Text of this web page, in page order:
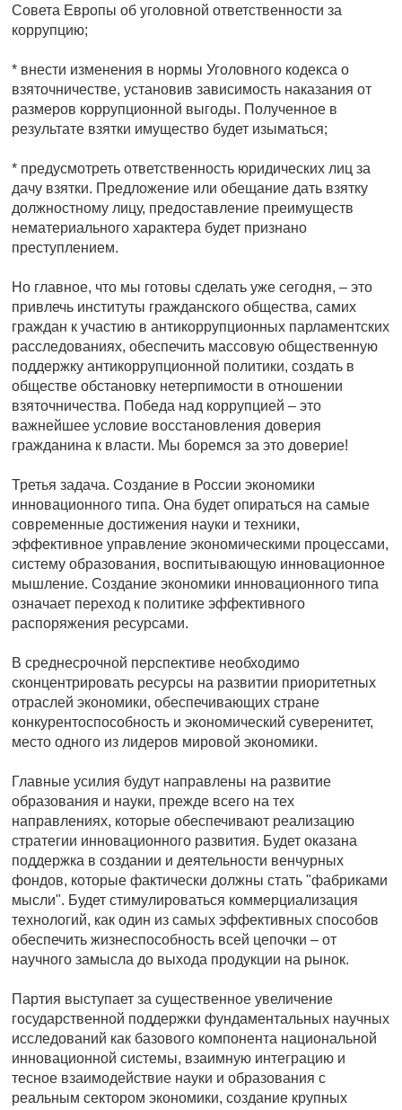
Совета Европы об уголовной ответственности за
коррупцию;
* внести изменения в нормы Уголовного кодекса о
взяточничестве, установив зависимость наказания от
размеров коррупционной выгоды. Полученное в
результате взятки имущество будет изыматься;
* предусмотреть ответственность юридических лиц за
дачу взятки. Предложение или обещание дать взятку
должностному лицу, предоставление преимуществ
нематериального характера будет признано
преступлением.
Но главное, что мы готовы сделать уже сегодня, – это
привлечь институты гражданского общества, самих
граждан к участию в антикоррупционных парламентских
расследованиях, обеспечить массовую общественную
поддержку антикоррупционной политики, создать в
обществе обстановку нетерпимости в отношении
взяточничества. Победа над коррупцией – это
важнейшее условие восстановления доверия
гражданина к власти. Мы боремся за это доверие!
Третья задача. Создание в России экономики
инновационного типа. Она будет опираться на самые
современные достижения науки и техники,
эффективное управление экономическими процессами,
систему образования, воспитывающую инновационное
мышление. Создание экономики инновационного типа
означает переход к политике эффективного
распоряжения ресурсами.
В среднесрочной перспективе необходимо
сконцентрировать ресурсы на развитии приоритетных
отраслей экономики, обеспечивающих стране
конкурентоспособность и экономический суверенитет,
место одного из лидеров мировой экономики.
Главные усилия будут направлены на развитие
образования и науки, прежде всего на тех
направлениях, которые обеспечивают реализацию
стратегии инновационного развития. Будет оказана
поддержка в создании и деятельности венчурных
фондов, которые фактически должны стать "фабриками
мысли". Будет стимулироваться коммерциализация
технологий, как один из самых эффективных способов
обеспечить жизнеспособность всей цепочки – от
научного замысла до выхода продукции на рынок.
Партия выступает за существенное увеличение
государственной поддержки фундаментальных научных
исследований как базового компонента национальной
инновационной системы, взаимную интеграцию и
тесное взаимодействие науки и образования с
реальным сектором экономики, создание крупных